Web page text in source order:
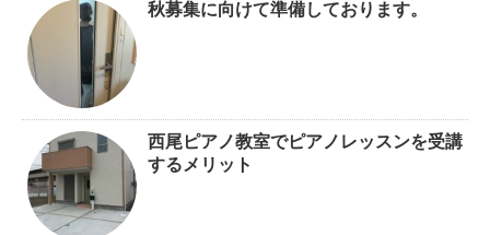
秋募集に向けて準備しております。
西尾ピアノ教室でピアノレッスンを受講
するメリット